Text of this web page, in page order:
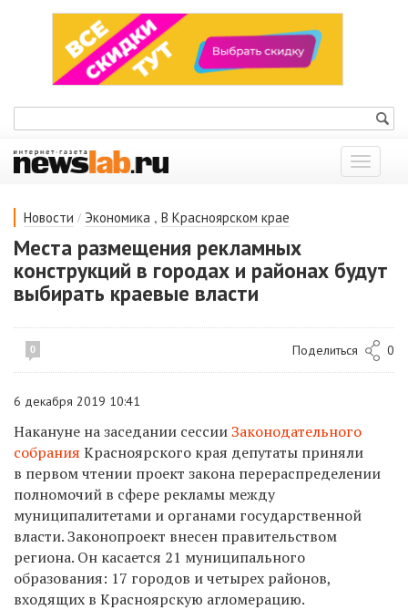
Показать
меню
Новости / Экономика , В Красноярском крае
Места размещения рекламных
конструкций в городах и районах будут
выбирать краевые власти
0 Поделиться 0
6 декабря 2019 10:41
Накануне на заседании сессииЗаконодательного
собрания Красноярского края депутаты приняли
в первом чтении проект закона перераспределении
полномочий в сфере рекламы между
муниципалитетами и органами государственной
власти. Законопроект внесен правительством
региона. Он касается 21 муниципального
образования: 17 городов и четырех районов,
входящих в Красноярскую агломерацию.